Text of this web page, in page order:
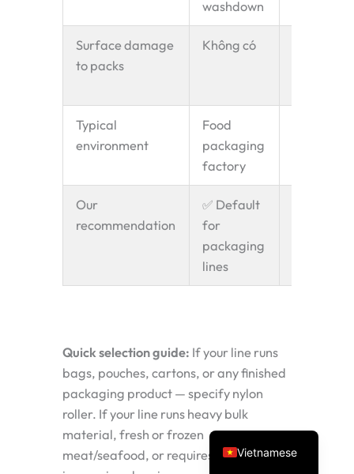
washdown
Surface damage
to packs
Không có
Typical
environment
Food
packaging
factory
Our
recommendation
✅ Default
for
packaging
lines
Quick selection guide: If your line runs
bags, pouches, cartons, or any finished
packaging product — specify nylon
roller. If your line runs heavy bulk
material, fresh or frozen
meat/seafood, or requires full Vietnamese
Portuguese
Russian
Arabic